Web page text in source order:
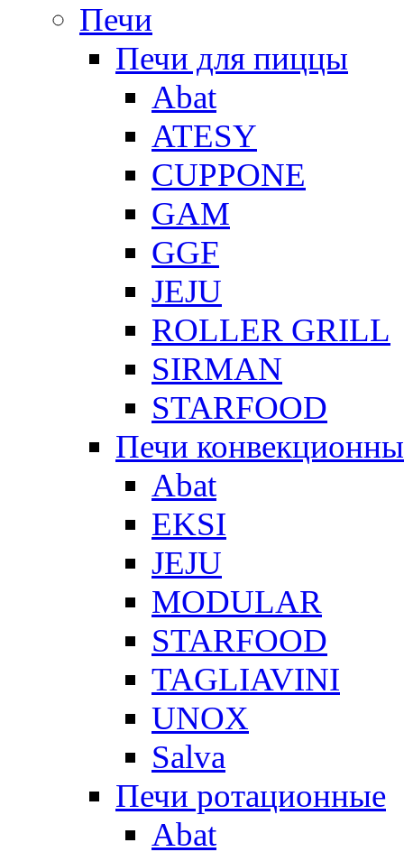
Печи
Печи для пиццы
Abat
ATESY
CUPPONE
GAM
GGF
JEJU
ROLLER GRILL
SIRMAN
STARFOOD
Печи
Abat
EKSI
JEJU
MODULAR
STARFOOD
TAGLIAVINI
UNOX
Salva
Печи ротационные
Abat